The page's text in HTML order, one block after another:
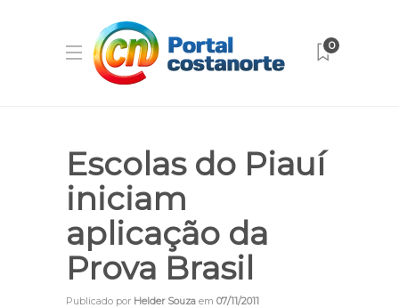
0
Escolas do Piauí
iniciam
aplicação da
Prova Brasil
Publicado por Helder Souza em 07/11/2011